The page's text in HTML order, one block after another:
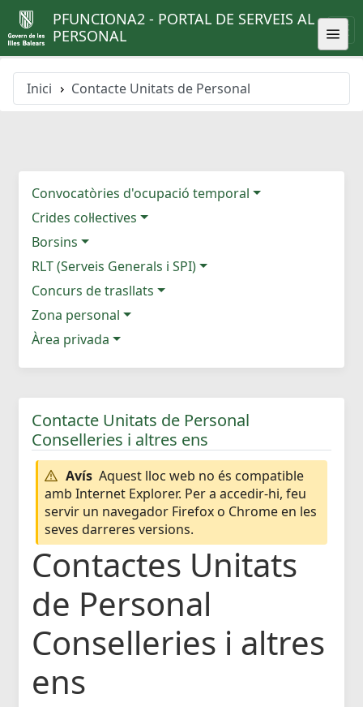
PFUNCIONA2 - PORTAL DE SERVEIS AL
PERSONAL
Inici Contacte Unitats de Personal
Convocatòries d'ocupació temporal
Crides col·lectives
Borsins
RLT (Serveis Generals i SPI)
Concurs de trasllats
Zona personal
Àrea privada
Contacte Unitats de Personal
Conselleries i altres ens
Avís Aquest lloc web no és compatible
amb Internet Explorer. Per a accedir-hi, feu
servir un navegador Firefox o Chrome en les
seves darreres versions.
Contactes Unitats
de Personal
Conselleries i altres
ens